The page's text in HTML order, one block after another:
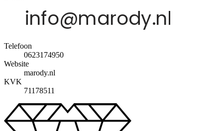
Telefoon
0623174950
Website
marody.nl
KVK
71178511